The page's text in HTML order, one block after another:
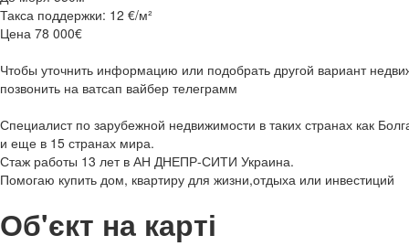
Такса поддержки: 12 €/м²
Цена 78 000€
Чтобы уточнить информацию или подобрать другой вариант
позвонить на ватсап вайбер телеграмм
Специалист по зарубежной недвижимости в таких странах как
и еще в 15 странах мира.
Стаж работы 13 лет в АН ДНЕПР-СИТИ Украина.
Помогаю купить дом, квартиру для жизни,отдыха или инвестиций
Об'єкт на карті